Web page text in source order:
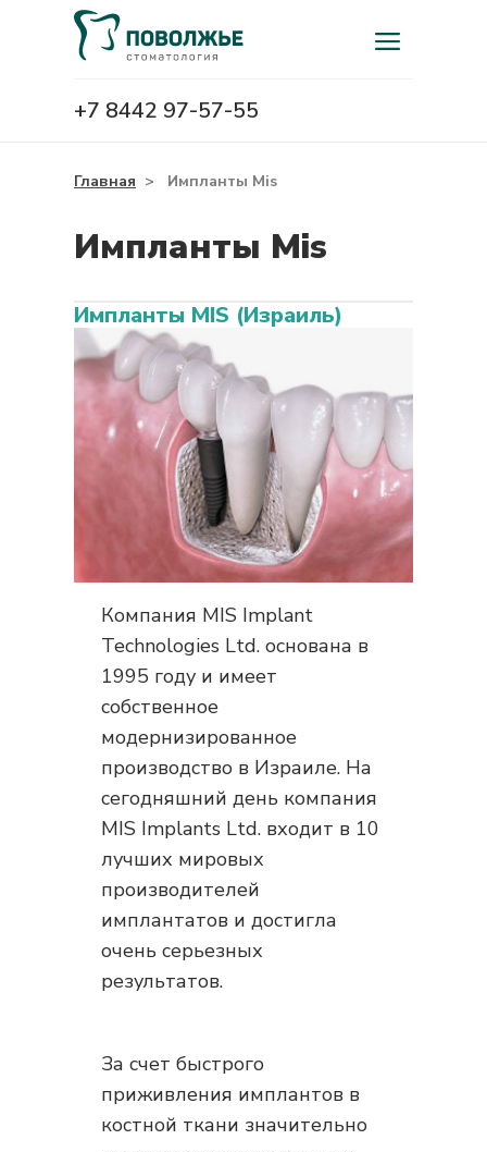
+7 8442 97-57-55
Главная > Импланты Mis
Импланты Mis
Импланты MIS (Израиль)
Компания MIS Implant
Technologies Ltd. основана в
1995 году и имеет
собственное
модернизированное
производство в Израиле. На
сегодняшний день компания
MIS Implants Ltd. входит в 10
лучших мировых
производителей
имплантатов и достигла
очень серьезных
результатов.
За счет быстрого
приживления имплантов в
костной ткани значительно